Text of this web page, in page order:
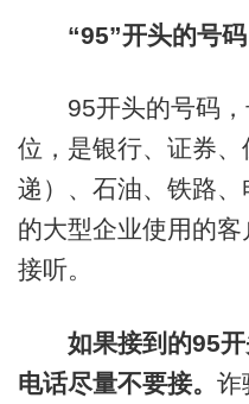
“95”开头的号码
95开头的号码，
位，是银行、证券
递）、石油、铁路
的大型企业使用的
接听。
如果接到的95
电话尽量不要接。 诈